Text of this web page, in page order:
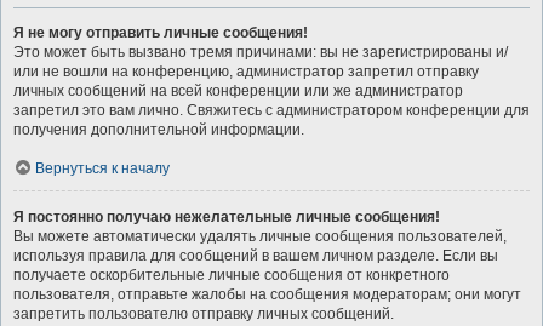
Я не могу отправить личные сообщения!
Это может быть вызвано тремя причинами: вы не зарегистрированы и/
или не вошли на конференцию, администратор запретил отправку
личных сообщений на всей конференции или же администратор
запретил это вам лично. Свяжитесь с администратором конференции для
получения дополнительной информации.
Вернуться к началу
Я постоянно получаю нежелательные личные сообщения!
Вы можете автоматически удалять личные сообщения пользователей,
используя правила для сообщений в вашем личном разделе. Если вы
получаете оскорбительные личные сообщения от конкретного
пользователя, отправьте жалобы на сообщения модераторам; они могут
запретить пользователю отправку личных сообщений.